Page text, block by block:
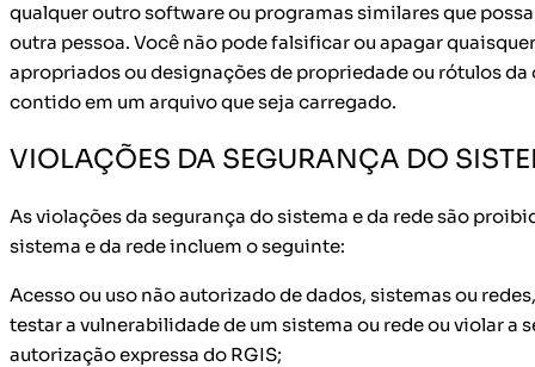
qualquer outro software ou programas similares que
outra pessoa. Você não pode falsificar ou apagar
apropriados ou designações de propriedade ou rótulos
contido em um arquivo que seja carregado.
VIOLAÇÕES DA SEGURANÇA DO
As violações da segurança do sistema e da rede são
sistema e da rede incluem o seguinte:
Acesso ou uso não autorizado de dados, sistemas ou
testar a vulnerabilidade de um sistema ou rede ou violar a
autorização expressa do RGIS;